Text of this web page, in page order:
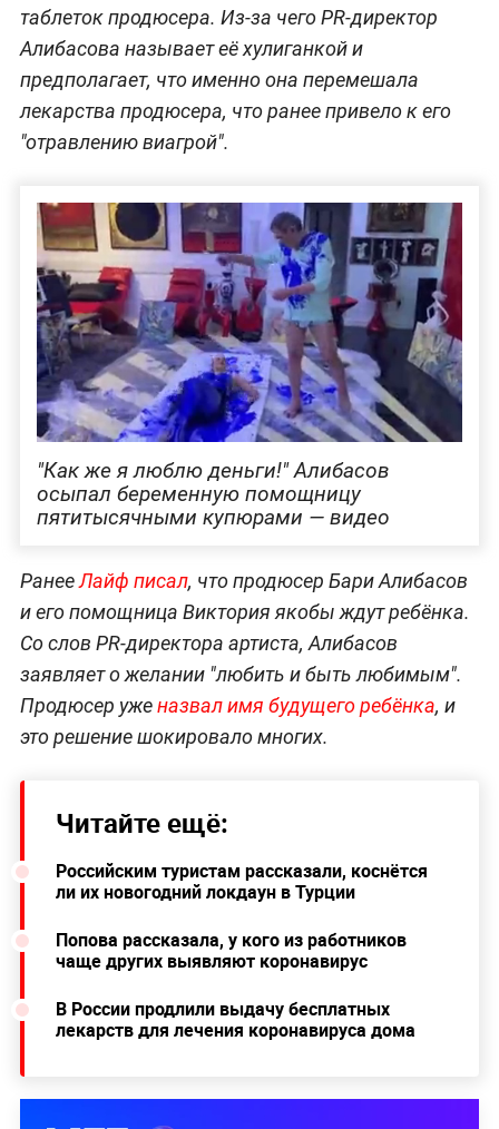
таблеток продюсера. Из-за чего PR-директор
Алибасова называет её хулиганкой и
предполагает, что именно она перемешала
лекарства продюсера, что ранее привело к его
"отравлению виагрой".
"Как же я люблю деньги!" Алибасов
осыпал беременную помощницу
пятитысячными купюрами — видео
РанееЛайф писал, что продюсер Бари Алибасов
и его помощница Виктория якобы ждут ребёнка.
Со слов PR-директора артиста, Алибасов
заявляет о желании "любить и быть любимым".
Продюсер уженазвал имя будущего ребёнка, и
это решение шокировало многих.
Читайте ещё:
Российским туристам рассказали, коснётся
ли их новогодний локдаун в Турции
Попова рассказала, у кого из работников
чаще других выявляют коронавирус
В России продлили выдачу бесплатных
лекарств для лечения коронавируса дома